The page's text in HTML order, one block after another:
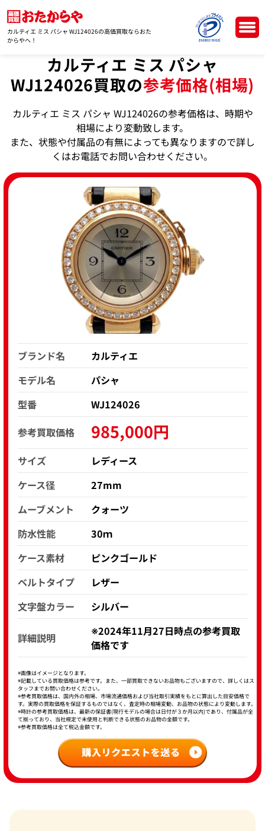
カルティエ ミス パシャ WJ124026の高価買取ならおた
からやへ！
カルティエ ミス パシャ
WJ124026買取の参考価格(相場)
カルティエ ミス パシャ WJ124026の参考価格は、時期や
相場により変動致します。
また、状態や付属品の有無によっても異なりますので詳し
くはお電話でお問い合わせください。
ブランド名
カルティエ
モデル名
パシャ
型番
WJ124026
参考買取価格
985,000円
サイズ
レディース
ケース径
27mm
ムーブメント
クォーツ
防水性能
30ｍ
ケース素材
ピンクゴールド
ベルトタイプ
レザー
文字盤カラー
シルバー
詳細説明
※2024年11月27日時点の参考買取
価格です
※画像はイメージとなります。
※記載している買取価格は参考です。また、一部買取できないお品物もございますので、詳しくはス
タッフまでお問い合わせください。
※参考買取価格は、国内外の相場、市場流通価格および当社取引実績をもとに算出した目安価格で
す。実際の買取価格を保証するものではなく、査定時の相場変動、お品物の状態により変動します。
※時計の参考買取価格は、最新の保証書(現行モデルの場合は日付が３か月以内)であり、付属品が全
て揃っており、当社規定で未使用と判断できる状態のお品物の金額です。
※参考買取価格は全て税込金額です。